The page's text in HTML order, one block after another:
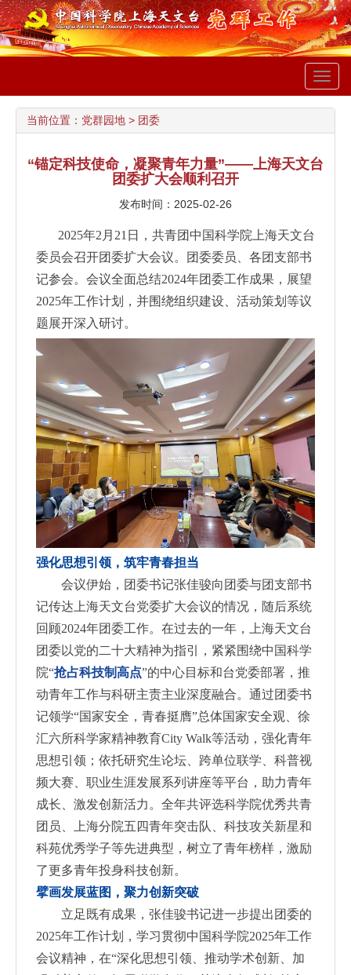
当前位置： 党群园地 > 团委
“锚定科技使命，凝聚青年力量”——上海天文台
团委扩大会顺利召开
发布时间：2025-02-26
2025年2月21日，共青团中国科学院上海天文台
委员会召开团委扩大会议。团委委员、各团支部书
记参会。会议全面总结2024年团委工作成果，展望
2025年工作计划，并围绕组织建设、活动策划等议
题展开深入研讨。
强化思想引领，筑牢青春担当
会议伊始，团委书记张佳骏向团委与团支部书
记传达上海天文台党委扩大会议的情况，随后系统
回顾2024年团委工作。在过去的一年，上海天文台
团委以党的二十大精神为指引，紧紧围绕中国科学
院“抢占科技制高点”的中心目标和台党委部署，推
动青年工作与科研主责主业深度融合。通过团委书
记领学“国家安全，青春挺膺”总体国家安全观、徐
汇六所科学家精神教育City Walk等活动，强化青年
思想引领；依托研究生论坛、跨单位联学、科普视
频大赛、职业生涯发展系列讲座等平台，助力青年
成长、激发创新活力。全年共评选科学院优秀共青
团员、上海分院五四青年突击队、科技攻关新星和
科苑优秀学子等先进典型，树立了青年榜样，激励
了更多青年投身科技创新。
擘画发展蓝图，聚力创新突破
立足既有成果，张佳骏书记进一步提出团委的
2025年工作计划，学习贯彻中国科学院2025年工作
会议精神，在“深化思想引领、推动学术创新、加